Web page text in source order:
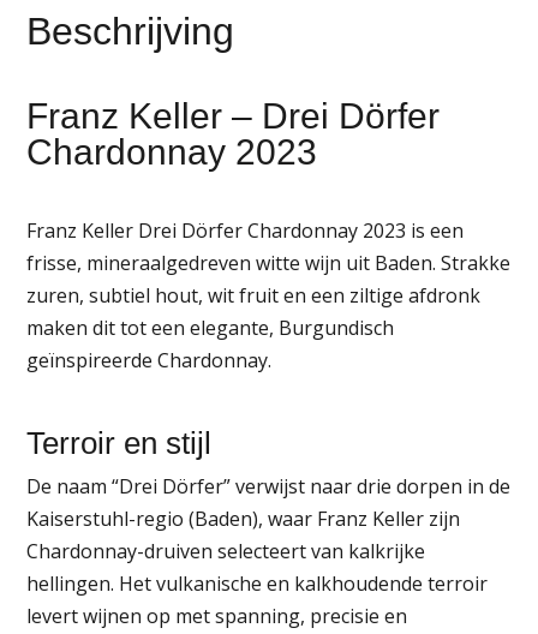
Beschrijving
Franz Keller – Drei Dörfer
Chardonnay 2023
Franz Keller Drei Dörfer Chardonnay 2023 is een
frisse, mineraalgedreven witte wijn uit Baden. Strakke
zuren, subtiel hout, wit fruit en een ziltige afdronk
maken dit tot een elegante, Burgundisch
geïnspireerde Chardonnay.
Terroir en stijl
De naam “Drei Dörfer” verwijst naar drie dorpen in de
Kaiserstuhl-regio (Baden), waar Franz Keller zijn
Chardonnay-druiven selecteert van kalkrijke
hellingen. Het vulkanische en kalkhoudende terroir
levert wijnen op met spanning, precisie en